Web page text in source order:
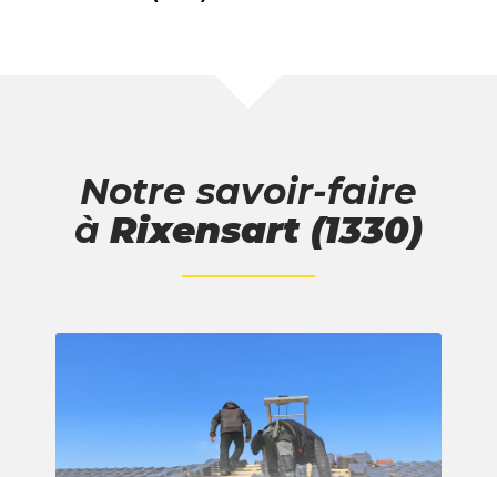
Notre savoir-faire
à Rixensart (1330)